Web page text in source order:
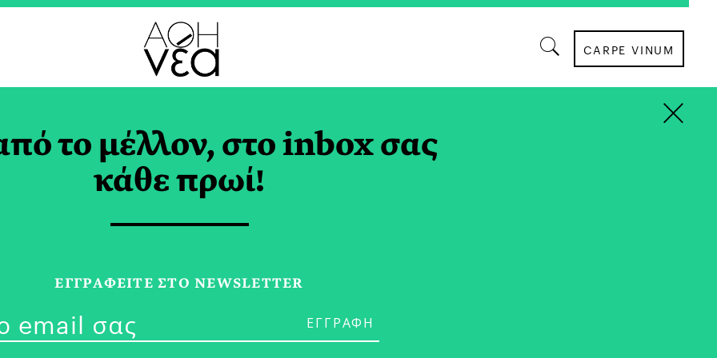
CARPE VINUM
Κατ’ Οίκον;
το μέλλον, στο inbox σας
κάθε πρωί!
ΕΓΓPΑΦΕΙΤΕ ΣΤΟ NEWSLETTER
×